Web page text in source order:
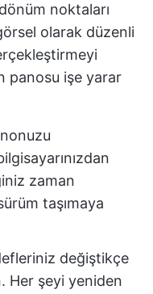
noktaları
olarak düzenli
panosu işe yarar
zaman
taşımaya
değiştikçe
Her şeyi yeniden